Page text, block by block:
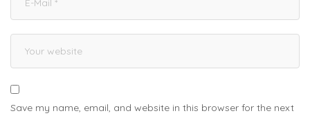
Save my name, email, and website in this browser for the next